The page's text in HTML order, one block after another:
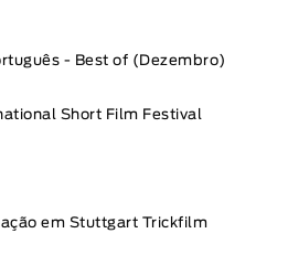
- Best of (Dezembro)
Short Film Festival
em Stuttgart Trickfilm